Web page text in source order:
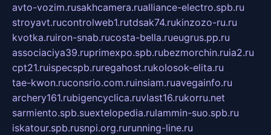
avto-vozim.rusakhcamera.rualliance-electro.spb.ru
stroyavt.rucontrolweb1.rutdsak74.rukinzozo-ru.ru
kvotka.ruiron-snab.rucosta-bella.rueugrus.pp.ru
associaciya39.ruprimexpo.spb.rubezmorchin.ruia2.ru
cpt21.ruispecspb.ruregahost.rukolosok-elita.ru
tae-kwon.ruconsrio.com.ruinsiam.ruavegainfo.ru
archery161.rubigencyclica.ruvlast16.rukorru.net
sarmiento.spb.suextelopedia.rulammin-suo.spb.ru
iskatour.spb.rusnpi.org.rurunning-line.ru